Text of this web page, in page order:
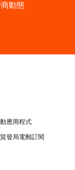
動態
應用程式
發局電郵訂閱